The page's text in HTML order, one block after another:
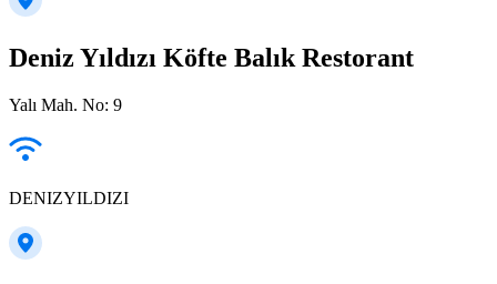
Deniz Yıldızı Köfte Balık Restorant
Yalı Mah. No: 9
DENIZYILDIZI